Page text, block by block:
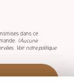
dans ce
(Aucune
Voir notrepolitique